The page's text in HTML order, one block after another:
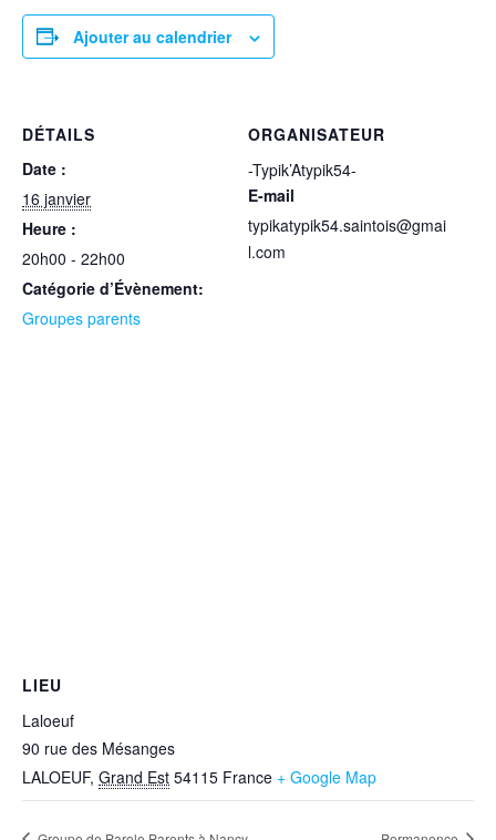
Ajouter au calendrier
DÉTAILS
Date :
16 janvier
Heure :
20h00 - 22h00
Catégorie d’Évènement:
Groupes parents
ORGANISATEUR
-Typik’Atypik54-
E-mail
typikatypik54.saintois@gmai
l.com
LIEU
Laloeuf
90 rue des Mésanges
LALOEUF, Grand Est 54115 France + Google Map